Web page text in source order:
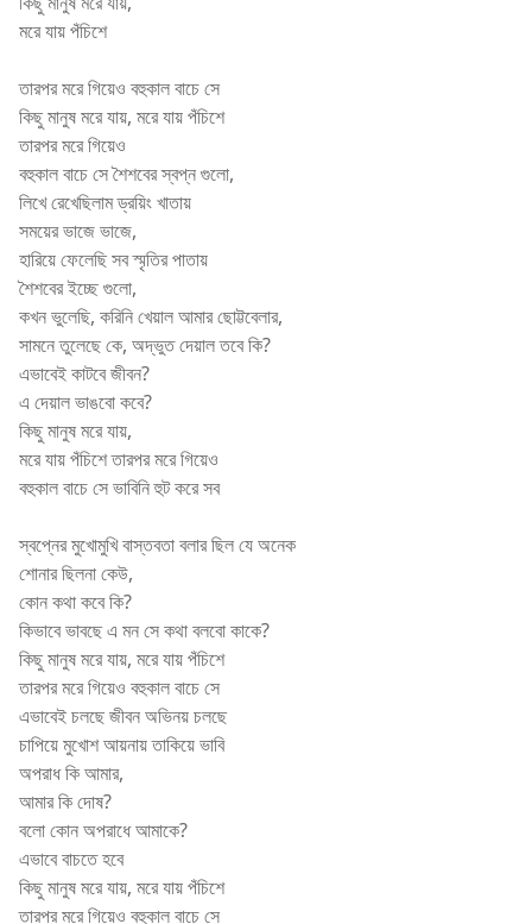
মরে যায় পঁচিশে
তারপর মরে গিয়েও বহুকাল বাচে সে
কিছু মানুষ মরে যায়, মরে যায় পঁচিশে
তারপর মরে গিয়েও
বহুকাল বাচে সে শৈশবের স্বপ্ন গুলো,
লিখে রেখেছিলাম ড্রয়িং খাতায়
সময়ের ভাজে ভাজে,
হারিয়ে ফেলেছি সব স্মৃতির পাতায়
শৈশবের ইচ্ছে গুলো,
কখন ভুলেছি, করিনি খেয়াল আমার ছোট্টবেলার,
সামনে তুলেছে কে, অদ্ভুত দেয়াল তবে কি?
এভাবেই কাটবে জীবন?
এ দেয়াল ভাঙবো কবে?
কিছু মানুষ মরে যায়,
মরে যায় পঁচিশে তারপর মরে গিয়েও
বহুকাল বাচে সে ভাবিনি হুট করে সব
স্বপ্নের মুখোমুখি বাস্তবতা বলার ছিল যে অনেক
শোনার ছিলনা কেউ,
কোন কথা কবে কি?
কিভাবে ভাবছে এ মন সে কথা বলবো কাকে?
কিছু মানুষ মরে যায়, মরে যায় পঁচিশে
তারপর মরে গিয়েও বহুকাল বাচে সে
এভাবেই চলছে জীবন অভিনয় চলছে
চাপিয়ে মুখোশ আয়নায় তাকিয়ে ভাবি
অপরাধ কি আমার,
আমার কি দোষ?
বলো কোন অপরাধে আমাকে?
এভাবে বাচতে হবে
কিছু মানুষ মরে যায়, মরে যায় পঁচিশে
তারপর মরে গিয়েও বহুকাল বাচে সে